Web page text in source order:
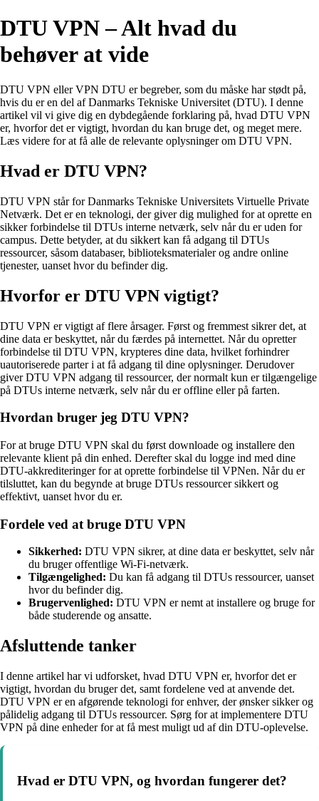
DTU VPN – Alt hvad du
behøver at vide
DTU VPN eller VPN DTU er begreber, som du måske har stødt på,
hvis du er en del af Danmarks Tekniske Universitet (DTU). I denne
artikel vil vi give dig en dybdegående forklaring på, hvad DTU VPN
er, hvorfor det er vigtigt, hvordan du kan bruge det, og meget mere.
Læs videre for at få alle de relevante oplysninger om DTU VPN.
Hvad er DTU VPN?
DTU VPN står for Danmarks Tekniske Universitets Virtuelle Private
Netværk. Det er en teknologi, der giver dig mulighed for at oprette en
sikker forbindelse til DTUs interne netværk, selv når du er uden for
campus. Dette betyder, at du sikkert kan få adgang til DTUs
ressourcer, såsom databaser, biblioteksmaterialer og andre online
tjenester, uanset hvor du befinder dig.
Hvorfor er DTU VPN vigtigt?
DTU VPN er vigtigt af flere årsager. Først og fremmest sikrer det, at
dine data er beskyttet, når du færdes på internettet. Når du opretter
forbindelse til DTU VPN, krypteres dine data, hvilket forhindrer
uautoriserede parter i at få adgang til dine oplysninger. Derudover
giver DTU VPN adgang til ressourcer, der normalt kun er tilgængelige
på DTUs interne netværk, selv når du er offline eller på farten.
Hvordan bruger jeg DTU VPN?
For at bruge DTU VPN skal du først downloade og installere den
relevante klient på din enhed. Derefter skal du logge ind med dine
DTU-akkrediteringer for at oprette forbindelse til VPNen. Når du er
tilsluttet, kan du begynde at bruge DTUs ressourcer sikkert og
effektivt, uanset hvor du er.
Fordele ved at bruge DTU VPN
Sikkerhed: DTU VPN sikrer, at dine data er beskyttet, selv når
du bruger offentlige Wi-Fi-netværk.
Tilgængelighed: Du kan få adgang til DTUs ressourcer, uanset
hvor du befinder dig.
Brugervenlighed: DTU VPN er nemt at installere og bruge for
både studerende og ansatte.
Afsluttende tanker
I denne artikel har vi udforsket, hvad DTU VPN er, hvorfor det er
vigtigt, hvordan du bruger det, samt fordelene ved at anvende det.
DTU VPN er en afgørende teknologi for enhver, der ønsker sikker og
pålidelig adgang til DTUs ressourcer. Sørg for at implementere DTU
VPN på dine enheder for at få mest muligt ud af din DTU-oplevelse.
Hvad er DTU VPN, og hvordan fungerer det?